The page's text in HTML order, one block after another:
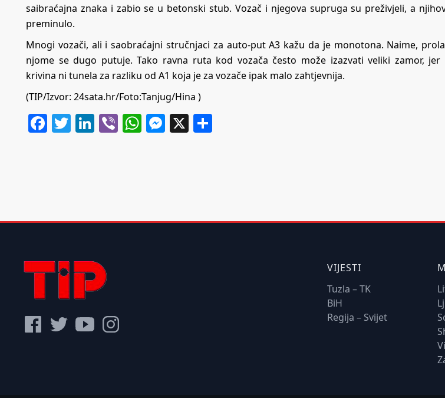
saibraćajna znaka i zabio se u betonski stub. Vozač i njegova supruga su preživjeli, a
preminulo.
Mnogi vozači, ali i saobraćajni stručnjaci za auto-put A3 kažu da je monotona. Naime,
njome se dugo putuje. Tako ravna ruta kod vozača često može izazvati veliki zamor,
krivina ni tunela za razliku od A1 koja je za vozače ipak malo zahtjevnija.
(TIP/Izvor: 24sata.hr/Foto:Tanjug/Hina )
Facebook
Twitter
LinkedIn
ViberWhatsApp
Messenger
X
VIJESTI
Tuzla – TK
BiH
Regija – Svijet